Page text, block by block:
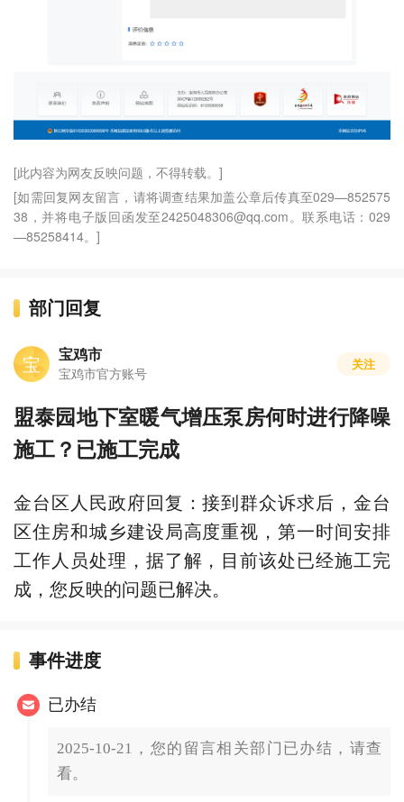
[此内容为网友反映问题，不得转载。]
[如需回复网友留言，请将调查结果加盖公章后传真至029—852575
38，并将电子版回函发至2425048306@qq.com。联系电话：029
—85258414。]
部门回复
宝 宝鸡市
宝鸡市官方账号
关注
盟泰园地下室暖气增压泵房何时进行降噪
施工？已施工完成
金台区人民政府回复：接到群众诉求后，金台
区住房和城乡建设局高度重视，第一时间安排
工作人员处理，据了解，目前该处已经施工完
成，您反映的问题已解决。
事件进度
已办结
2025-10-21，您的留言相关部门已办结，请查
看。